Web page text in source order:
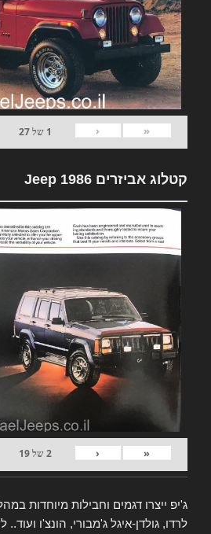
«
‹
1 של27
קטלוג אביזרים Jeep 1986
«
‹
2של19
ג'יפ ייצרו דגמים וחבילות מיוחדות
לרדו, גולדן-איגל ג'מבורי, הונצ'ו